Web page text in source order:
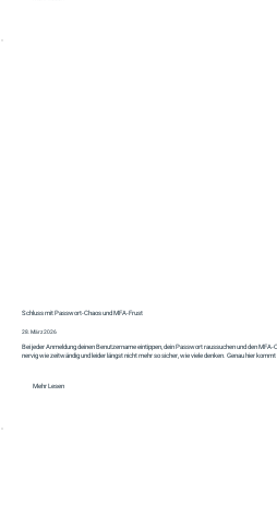
Schluss mit Passwort-Chaos und MFA-Frust
28. März 2026
Bei jeder Anmeldung deinen Benutzername eintippen, dein Passwort raussuchen und den MFA-
nervig wie zeitwändig und leider längst nicht mehr so sicher, wie viele denken. Genau hier
Mehr Lesen